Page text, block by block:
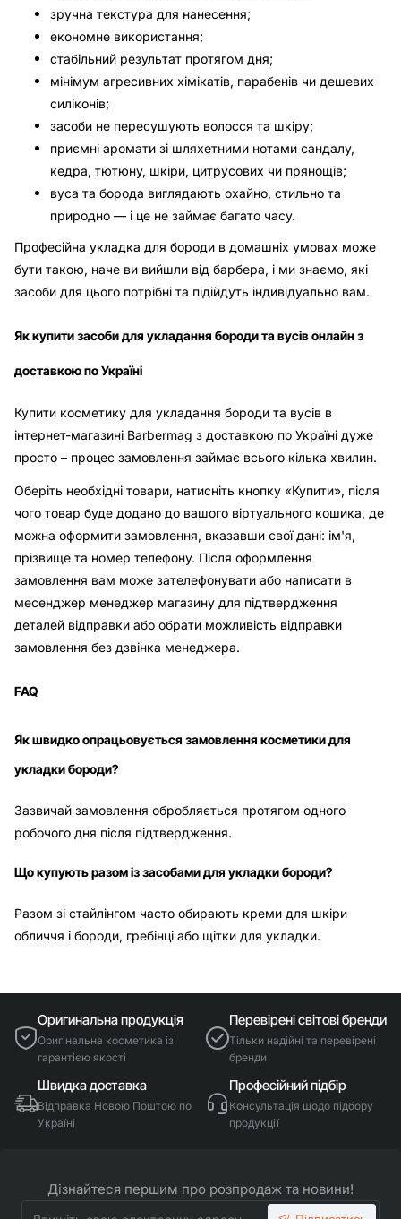
зручна текстура для нанесення;
економне використання;
стабільний результат протягом дня;
мінімум агресивних хімікатів, парабенів чи дешевих
силіконів;
засоби не пересушують волосся та шкіру;
приємні аромати зі шляхетними нотами сандалу,
кедра, тютюну, шкіри, цитрусових чи прянощів;
вуса та борода виглядають охайно, стильно та
природно — і це не займає багато часу.
Професійна укладка для бороди в домашніх умовах може
бути такою, наче ви вийшли від барбера, і ми знаємо, які
засоби для цього потрібні та підійдуть індивідуально вам.
Як купити засоби для укладання бороди та вусів онлайн з
доставкою по Україні
Купити косметику для укладання бороди та вусів в
інтернет-магазині Barbermag з доставкою по Україні дуже
просто – процес замовлення займає всього кілька хвилин.
Оберіть необхідні товари, натисніть кнопку «Купити», після
чого товар буде додано до вашого віртуального кошика, де
можна оформити замовлення, вказавши свої дані: ім'я,
прізвище та номер телефону. Після оформлення
замовлення вам може зателефонувати або написати в
месенджер менеджер магазину для підтвердження
деталей відправки або обрати можливість відправки
замовлення без дзвінка менеджера.
FAQ
Як швидко опрацьовується замовлення косметики для
укладки бороди?
Зазвичай замовлення обробляється протягом одного
робочого дня після підтвердження.
Що купують разом із засобами для укладки бороди?
Разом зі стайлінгом часто обирають креми для шкіри
обличчя і бороди, гребінці або щітки для укладки.
Оригинальна продукція
Оригінальна косметика із
гарантією якості
Перевірені світові бренди
Тільки надійні та перевірені
бренди
Швидка доставка
Відправка Новою Поштою по
Україні
Професійний підбір
Консультація щодо підбору
продукції
Дізнайтеся першим про розпродаж та новини!